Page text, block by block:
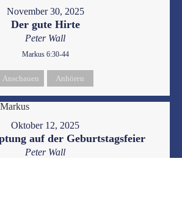
November 30, 2025
Der gute Hirte
Peter Wall
Markus 6:30-44
Anschauen Anhören
Oktober 12, 2025
auf der Geburtstagsfeier
Peter Wall